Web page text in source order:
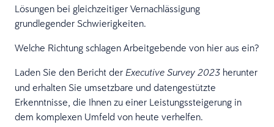
Lösungen bei gleichzeitiger Vernachlässigung
grundlegender Schwierigkeiten.
Welche Richtung schlagen Arbeitgebende von hier aus ein?
Laden Sie den Bericht der Executive Survey 2023 herunter
und erhalten Sie umsetzbare und datengestützte
Erkenntnisse, die Ihnen zu einer Leistungssteigerung in
dem komplexen Umfeld von heute verhelfen.